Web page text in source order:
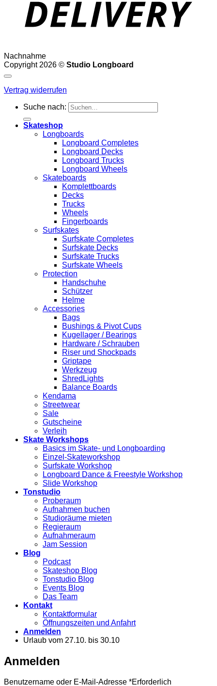
Nachnahme
Copyright 2026 © Studio Longboard
Vertrag widerrufen
Suche nach:
Skateshop
Longboards
Longboard Completes
Longboard Decks
Longboard Trucks
Longboard Wheels
Skateboards
Komplettboards
Decks
Trucks
Wheels
Fingerboards
Surfskates
Surfskate Completes
Surfskate Decks
Surfskate Trucks
Surfskate Wheels
Protection
Handschuhe
Schützer
Helme
Accessories
Bags
Bushings & Pivot Cups
Kugellager / Bearings
Hardware / Schrauben
Riser und Shockpads
Griptape
Werkzeug
ShredLights
Balance Boards
Kendama
Streetwear
Sale
Gutscheine
Verleih
Skate Workshops
Basics im Skate- und Longboarding
Einzel-Skateworkshop
Surfskate Workshop
Longboard Dance & Freestyle Workshop
Slide Workshop
Tonstudio
Proberaum
Aufnahmen buchen
Studioräume mieten
Regieraum
Aufnahmeraum
Jam Session
Blog
Podcast
Skateshop Blog
Tonstudio Blog
Events Blog
Das Team
Kontakt
Kontaktformular
Öffnungszeiten und Anfahrt
Anmelden
Urlaub vom 27.10. bis 30.10
Anmelden
Benutzername oder E-Mail-Adresse *Erforderlich